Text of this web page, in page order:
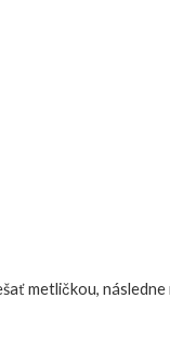
metličkou,